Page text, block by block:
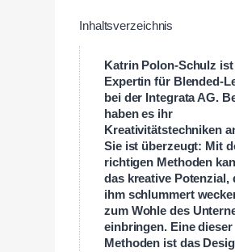
Inhaltsverzeichnis
Katrin Polon-Schulz ist
Expertin für Blended-
bei der Integrata AG.
haben es ihr
Kreativitätstechniken
Sie ist überzeugt: Mit
richtigen Methoden
das kreative Potenzial,
ihm schlummert
zum Wohle des
einbringen. Eine dieser
Methoden ist das